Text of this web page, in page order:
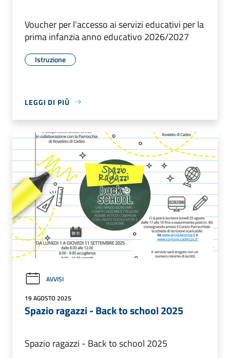
Voucher per l'accesso ai servizi educativi per la
prima infanzia anno educativo 2026/2027
Istruzione
LEGGI DI PIÙ
AVVISI
19 AGOSTO 2025
Spazio ragazzi - Back to school 2025
Spazio ragazzi - Back to school 2025